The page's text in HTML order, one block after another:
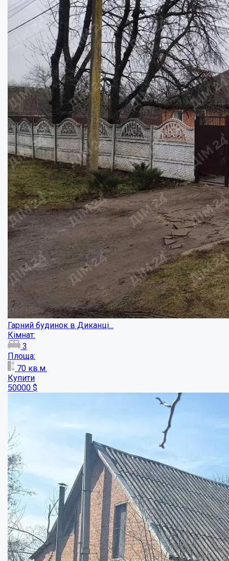
Будинок у с. Чорноглазівка, Полтавська о...
Кімнат:
5
Площа:
175кв.м.
Купити
35000 $
Новий будинок в престижному мікрорайоні....
Кімнат:
4
Площа:
92кв.м.
Купити
220000 $